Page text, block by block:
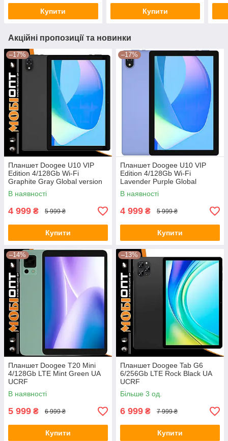
Купити Купити
Акційні пропозиції та новинки
–17%
Планшет Doogee U10 VIP
Edition 4/128Gb Wi-Fi
Graphite Gray Global version
В наявності
4 999 ₴ 5 999 ₴
Купити
–17%
Планшет Doogee U10 VIP
Edition 4/128Gb Wi-Fi
Lavender Purple Global
version
В наявності
4 999 ₴ 5 999 ₴
Купити
–14%
Планшет Doogee T20 Mini
4/128Gb LTE Mint Green UA
UCRF
В наявності
5 999 ₴ 6 999 ₴
Купити
–13%
Планшет Doogee Tab G6
6/256Gb LTE Rock Black UA
UCRF
Більше 3 од.
6 999 ₴ 7 999 ₴
Купити